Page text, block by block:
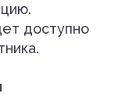
доступно